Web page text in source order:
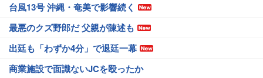
台風13号 沖縄・奄美で影響続く
最悪のクズ野郎だ 父親が陳述も
出廷も「わずか4分」で退廷一幕
商業施設で面識ないJCを殴ったか